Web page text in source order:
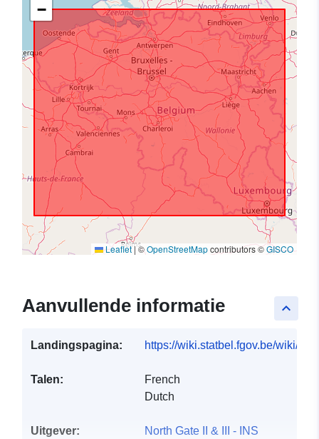
−
Leaflet|©OpenStreetMapcontributors ©GISCO
keyboard_arrow_up
Aanvullende informatie
Landingspagina: https://wiki.statbel.fgov.be/wiki/
Talen:
French
Dutch
Uitgever: North Gate II & III - INS